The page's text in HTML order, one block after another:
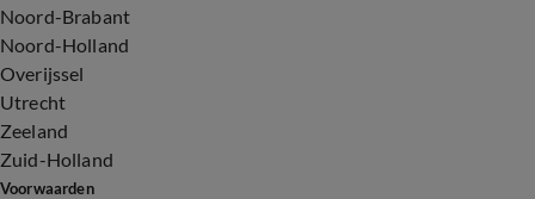
Noord-Brabant
Noord-Holland
Overijssel
Utrecht
Zeeland
Zuid-Holland
Voorwaarden